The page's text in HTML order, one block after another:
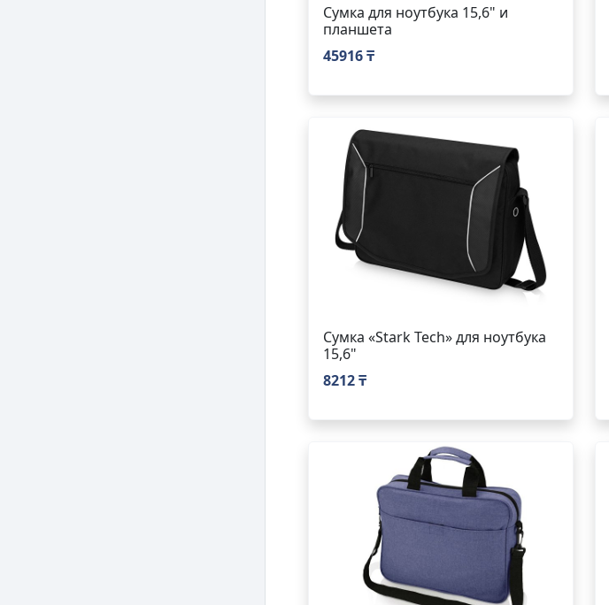
Сумка для ноутбука 15,6" и
планшета
45916 ₸
Сумка «Stark Tech» для ноутбука
15,6"
8212 ₸